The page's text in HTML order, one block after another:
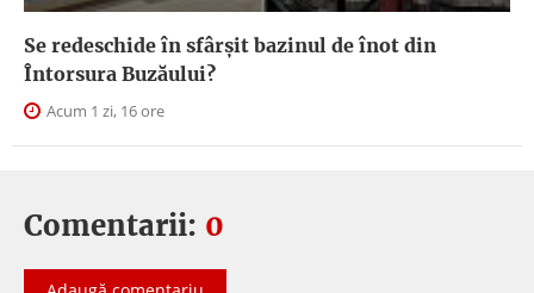
Se redeschide în sfârșit bazinul de înot din
Întorsura Buzăului?
Acum 1 zi, 16 ore
Comentarii: 0